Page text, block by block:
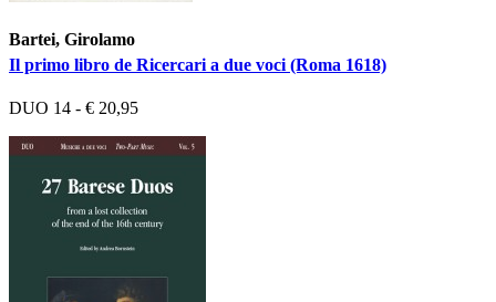
Bartei, Girolamo
Il primo libro de Ricercari a due voci (Roma 1618)
DUO 14 - € 20,95